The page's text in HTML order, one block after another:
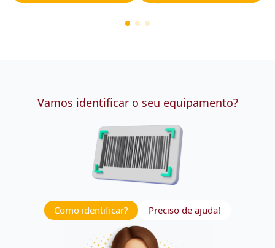
Vamos identificar o seu equipamento?
Como identificar? Preciso de ajuda!